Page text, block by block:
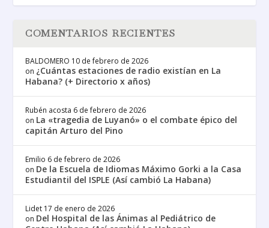
COMENTARIOS RECIENTES
BALDOMERO 10 de febrero de 2026
on ¿Cuántas estaciones de radio existían en La
Habana? (+ Directorio x años)
Rubén acosta 6 de febrero de 2026
on La «tragedia de Luyanó» o el combate épico del
capitán Arturo del Pino
Emilio 6 de febrero de 2026
on De la Escuela de Idiomas Máximo Gorki a la Casa
Estudiantil del ISPLE (Así cambió La Habana)
Lidet 17 de enero de 2026
on Del Hospital de las Ánimas al Pediátrico de